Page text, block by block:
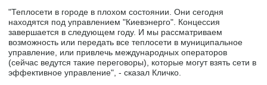
"Теплосети в городе в плохом состоянии. Они сегодня
находятся под управлением "Киевэнерго". Концессия
завершается в следующем году. И мы рассматриваем
возможность или передать все теплосети в муниципальное
управление, или привлечь международных операторов
(сейчас ведутся такие переговоры), которые могут взять сети в
эффективное управление", - сказал Кличко.